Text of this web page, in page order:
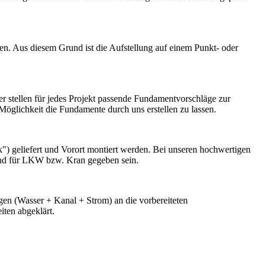
Aus diesem Grund ist die Aufstellung auf einem Punkt- oder
für jedes Projekt passende Fundamentvorschläge zur
die Fundamente durch uns erstellen zu lassen.
geliefert und Vorort montiert werden. Bei unseren hochwertigen
für LKW bzw. Kran gegeben sein.
(Wasser + Kanal + Strom) an die vorbereiteten
abgeklärt.